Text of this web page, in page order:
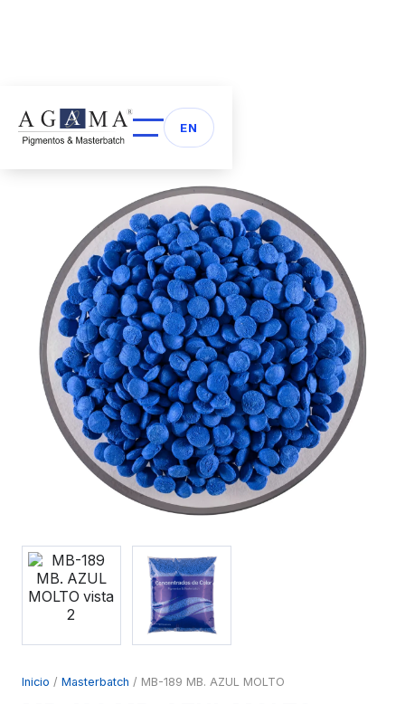
EN
arrow_back Volver a Masterbatch
Inicio / Masterbatch / MB-189 MB. AZUL MOLTO